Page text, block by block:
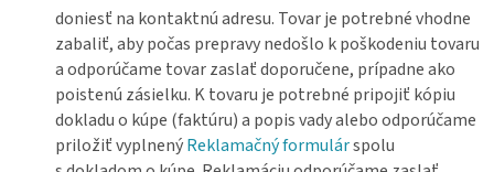
doniesť na kontaktnú adresu. Tovar je potrebné vhodne
zabaliť, aby počas prepravy nedošlo k poškodeniu tovaru
a odporúčame tovar zaslať doporučene, prípadne ako
poistenú zásielku. K tovaru je potrebné pripojiť kópiu
dokladu o kúpe (faktúru) a popis vady alebo odporúčame
priložiť vyplnenýReklamačný formulárspolu